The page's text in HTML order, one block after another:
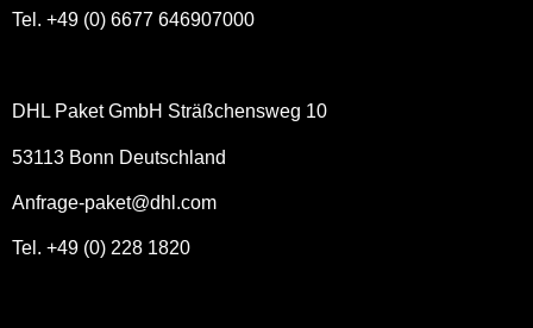
Tel. +49 (0) 6677 646907000
DHL Paket GmbH Sträßchensweg 10
53113 Bonn Deutschland
Anfrage-paket@dhl.com
Tel. +49 (0) 228 1820